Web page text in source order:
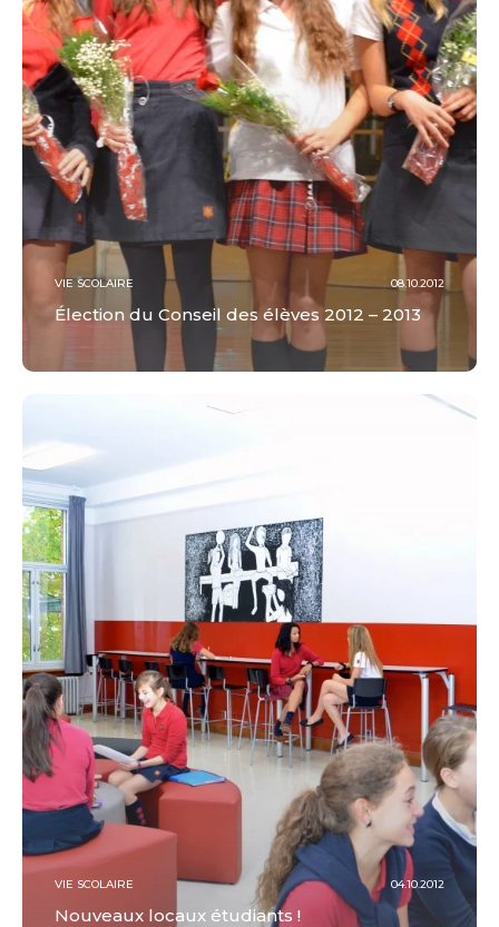
VIE SCOLAIRE 08.10.2012
Élection du Conseil des élèves 2012 – 2013
VIE SCOLAIRE 04.10.2012
Nouveaux locaux étudiants !